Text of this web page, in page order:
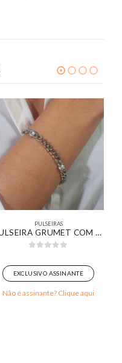
PULSEIRAS
PULSEIRA GRUMET COM DETALHES DE ZIRCÔNIAS CRISTAIS BANHADO EM OURO BRANCO
EXCLUSIVO ASSINANTE
Não é assinante? Clique aqui